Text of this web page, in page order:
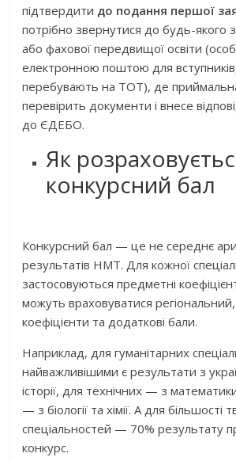
підтвердити до подання першої
потрібно звернутися до будь-якого
або фахової передвищої освіти
електронною поштою для вступників,
перебувають на ТОТ), де приймальна
перевірить документи і внесе
до ЄДЕБО.
Як
конкурсний бал
Конкурсний бал — це не середнє
результатів НМТ. Для кожної
застосовуються предметні
можуть враховуватися
коефіцієнти та додаткові бали.
Наприклад, для гуманітарних
найважливішими є результати з
історії, для технічних — з
— з біології та хімії. А для більшості
спеціальностей — 70% результату
конкурс.